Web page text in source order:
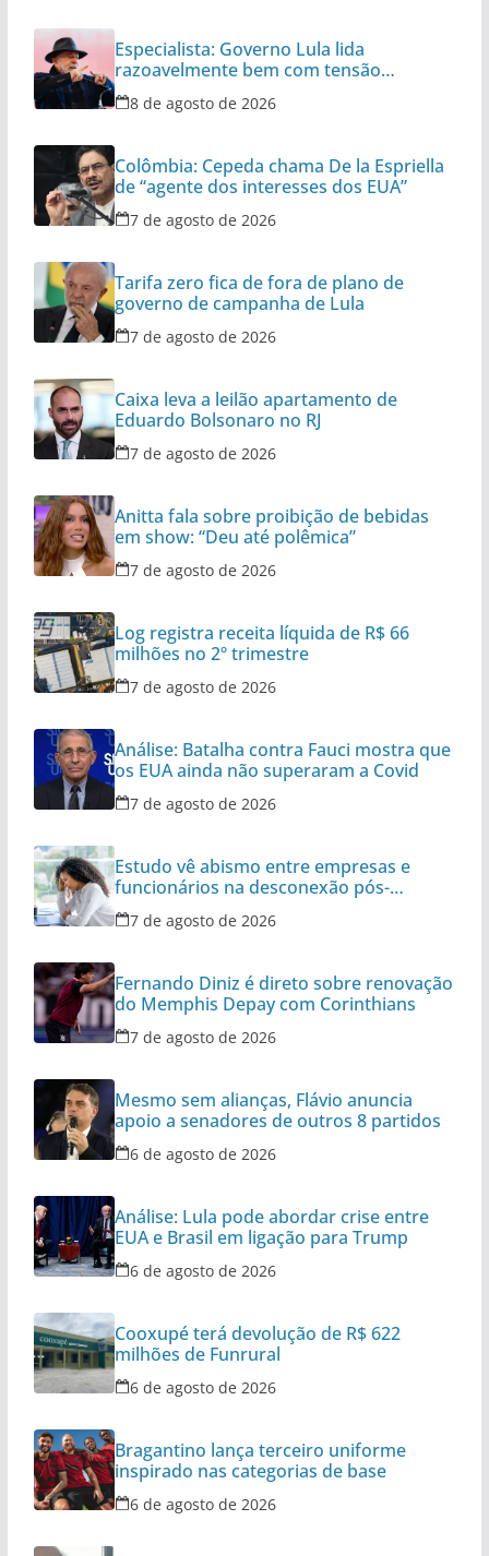
Especialista: Governo Lula lida
razoavelmente bem com tensão
diplomática
8 de agosto de 2026
Colômbia: Cepeda chama De la Espriella
de “agente dos interesses dos EUA”
7 de agosto de 2026
Tarifa zero fica de fora de plano de
governo de campanha de Lula
7 de agosto de 2026
Caixa leva a leilão apartamento de
Eduardo Bolsonaro no RJ
7 de agosto de 2026
Anitta fala sobre proibição de bebidas
em show: “Deu até polêmica”
7 de agosto de 2026
Log registra receita líquida de R$ 66
milhões no 2º trimestre
7 de agosto de 2026
Análise: Batalha contra Fauci mostra que
os EUA ainda não superaram a Covid
7 de agosto de 2026
Estudo vê abismo entre empresas e
funcionários na desconexão pós-
expediente
7 de agosto de 2026
Fernando Diniz é direto sobre renovação
do Memphis Depay com Corinthians
7 de agosto de 2026
Mesmo sem alianças, Flávio anuncia
apoio a senadores de outros 8 partidos
6 de agosto de 2026
Análise: Lula pode abordar crise entre
EUA e Brasil em ligação para Trump
6 de agosto de 2026
Cooxupé terá devolução de R$ 622
milhões de Funrural
6 de agosto de 2026
Bragantino lança terceiro uniforme
inspirado nas categorias de base
6 de agosto de 2026